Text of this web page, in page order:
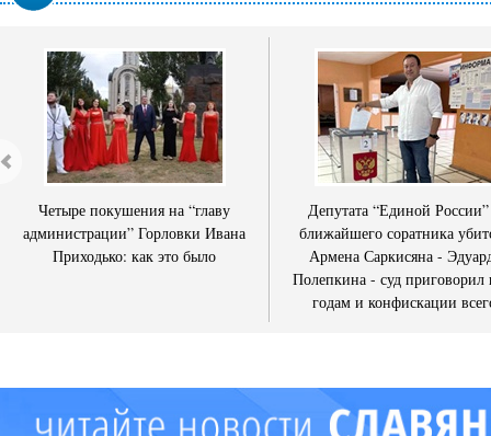
Четыре покушения на “главу
администрации” Горловки Ивана
Приходько: как это было
Депутата “Единой
ближайшего соратника
Армена Саркисяна -
Полепкина - суд приговорил
годам и конфискации